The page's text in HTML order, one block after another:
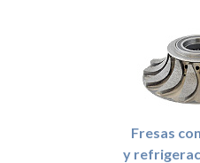
Fresas
y